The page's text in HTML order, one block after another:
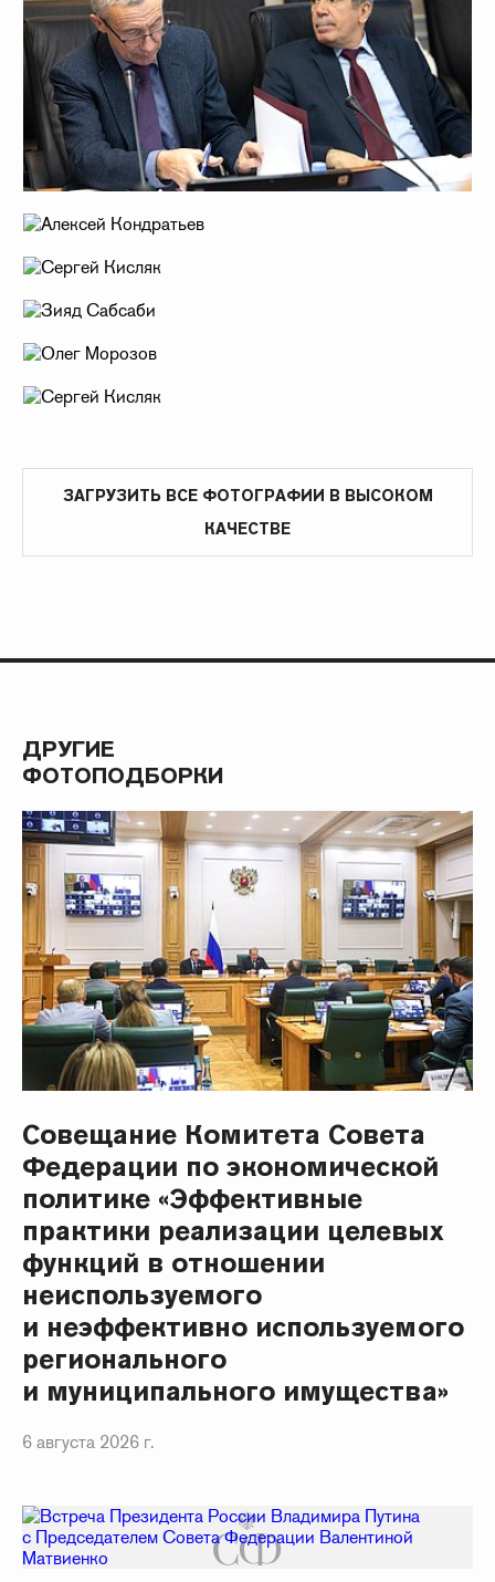
ЗАГРУЗИТЬ ВСЕ ФОТОГРАФИИ В ВЫСОКОМ
КАЧЕСТВЕ
ДРУГИЕ
ФОТОПОДБОРКИ
Совещание Комитета Совета
Федерации по экономической
политике «Эффективные
практики реализации целевых
функций в отношении
неиспользуемого
и неэффективно используемого
регионального
и муниципального имущества»
6 августа 2026 г.